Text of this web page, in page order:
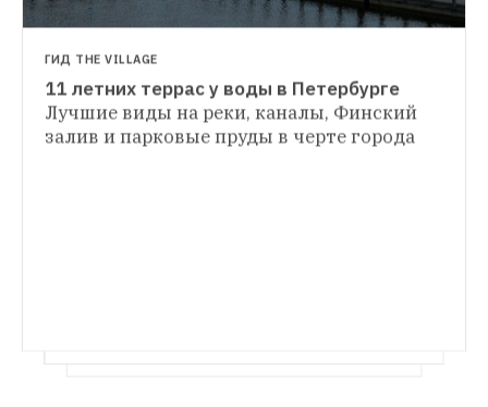
ФОТОРЕПОРТАЖ
ГИД THE VILLAGE
Колд брю: Что это и где его пить?
Холодный кофе и семь кофеен, где можно
ГИД THE VILLAGE
11 летних террас у воды в Петербурге
Лучшие виды на реки, каналы, Финский
залив и парковые пруды в черте города